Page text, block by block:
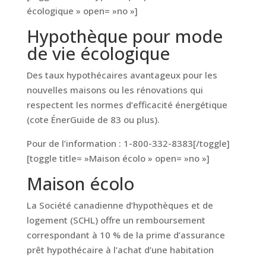
écologique » open= »no »]
Hypothèque pour mode
de vie écologique
Des taux hypothécaires avantageux pour les
nouvelles maisons ou les rénovations qui
respectent les normes d’efficacité énergétique
(cote ÉnerGuide de 83 ou plus).
Pour de l’information : 1-800-332-8383[/toggle]
[toggle title= »Maison écolo » open= »no »]
Maison écolo
La Société canadienne d’hypothèques et de
logement (SCHL) offre un remboursement
correspondant à 10 % de la prime d’assurance
prêt hypothécaire à l’achat d’une habitation